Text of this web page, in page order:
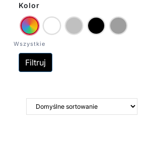
Kolor
Filtruj